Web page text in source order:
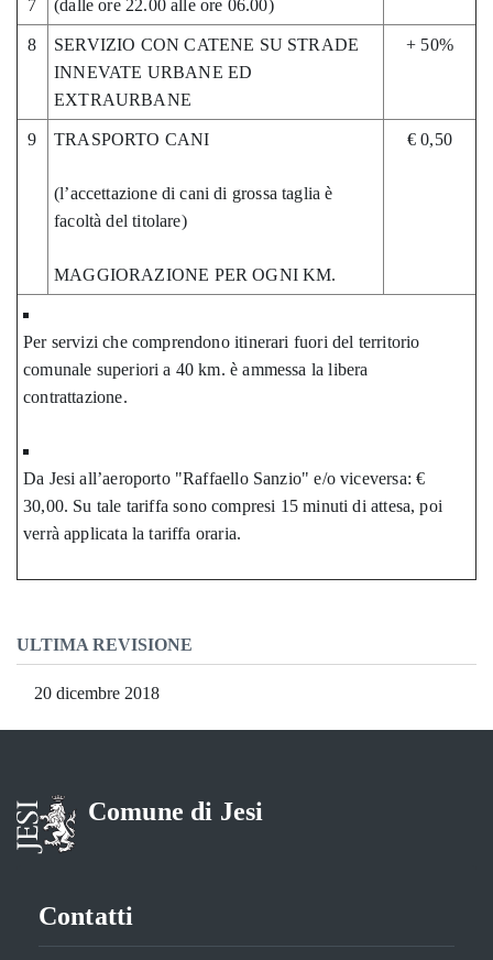
7 (dalle ore 22.00 alle ore 06.00)
8
SERVIZIO CON CATENE SU STRADE
INNEVATE URBANE ED
EXTRAURBANE
+ 50%
9 TRASPORTO CANI
(l’accettazione di cani di grossa taglia è
facoltà del titolare)
MAGGIORAZIONE PER OGNI KM.
€ 0,50
Per servizi che comprendono itinerari fuori del territorio
comunale superiori a 40 km. è ammessa la libera
contrattazione.
Da Jesi all’aeroporto "Raffaello Sanzio" e/o viceversa: €
30,00. Su tale tariffa sono compresi 15 minuti di attesa, poi
verrà applicata la tariffa oraria.
ULTIMA REVISIONE
20 dicembre 2018
Comune di Jesi
Contatti